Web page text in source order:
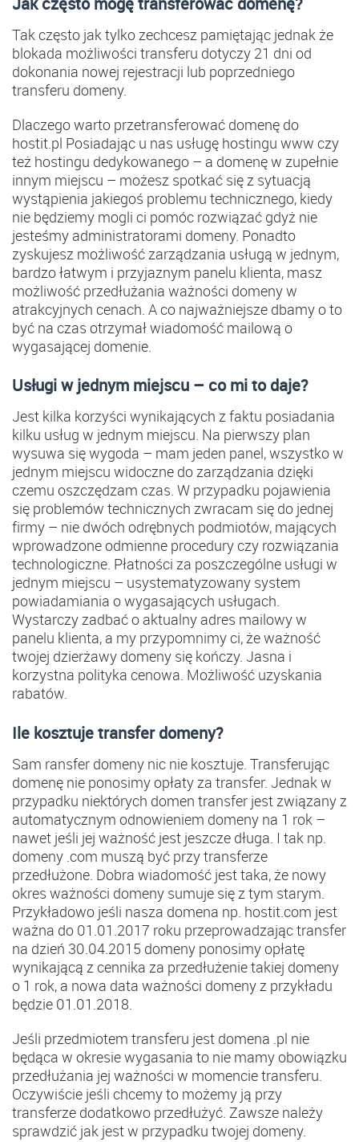
Tak często jak tylko zechcesz pamiętając jednak że
blokada możliwości transferu dotyczy 21 dni od
dokonania nowej rejestracji lub poprzedniego
transferu domeny.
Dlaczego warto przetransferować domenę do
hostit.pl Posiadając u nas usługę hostingu www czy
też hostingu dedykowanego – a domenę w zupełnie
innym miejscu – możesz spotkać się z sytuacją
wystąpienia jakiegoś problemu technicznego, kiedy
nie będziemy mogli ci pomóc rozwiązać gdyż nie
jesteśmy administratorami domeny. Ponadto
zyskujesz możliwość zarządzania usługą w jednym,
bardzo łatwym i przyjaznym panelu klienta, masz
możliwość przedłużania ważności domeny w
atrakcyjnych cenach. A co najważniejsze dbamy o to
być na czas otrzymał wiadomość mailową o
wygasającej domenie.
Usługi w jednym miejscu – co mi to daje?
Jest kilka korzyści wynikających z faktu posiadania
kilku usług w jednym miejscu. Na pierwszy plan
wysuwa się wygoda – mam jeden panel, wszystko w
jednym miejscu widoczne do zarządzania dzięki
czemu oszczędzam czas. W przypadku pojawienia
się problemów technicznych zwracam się do jednej
firmy – nie dwóch odrębnych podmiotów, mających
wprowadzone odmienne procedury czy rozwiązania
technologiczne. Płatności za poszczególne usługi w
jednym miejscu – usystematyzowany system
powiadamiania o wygasających usługach.
Wystarczy zadbać o aktualny adres mailowy w
panelu klienta, a my przypomnimy ci, że ważność
twojej dzierżawy domeny się kończy. Jasna i
korzystna polityka cenowa. Możliwość uzyskania
rabatów.
Ile kosztuje transfer domeny?
Sam ransfer domeny nic nie kosztuje. Transferując
domenę nie ponosimy opłaty za transfer. Jednak w
przypadku niektórych domen transfer jest związany z
automatycznym odnowieniem domeny na 1 rok –
nawet jeśli jej ważność jest jeszcze długa. I tak np.
domeny .com muszą być przy transferze
przedłużone. Dobra wiadomość jest taka, że nowy
okres ważności domeny sumuje się z tym starym.
Przykładowo jeśli nasza domena np. hostit.com jest
ważna do 01.01.2017 roku przeprowadzając transfer
na dzień 30.04.2015 domeny ponosimy opłatę
wynikającą z cennika za przedłużenie takiej domeny
o 1 rok, a nowa data ważności domeny z przykładu
będzie 01.01.2018.
Jeśli przedmiotem transferu jest domena .pl nie
będąca w okresie wygasania to nie mamy obowiązku
przedłużania jej ważności w momencie transferu.
Oczywiście jeśli chcemy to możemy ją przy
transferze dodatkowo przedłużyć. Zawsze należy
sprawdzić jak jest w przypadku twojej domeny.